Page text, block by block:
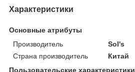
Характеристики
Основные атрибуты
Производитель
Sol's
Страна производитель
Китай
Пользовательские характеристики